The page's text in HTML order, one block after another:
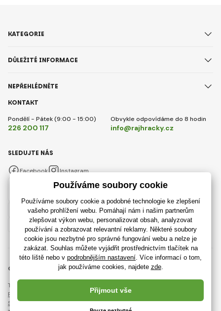
KONTAKT
Pondělí - Pátek (9:00 - 15:00)
226 200 117
Obvykle odpovídáme do 8 hodin
info@rajhracky.cz
KATEGORIE
DŮLEŽITÉ INFORMACE
NEPŘEHLÉDNĚTE
SLEDUJTE NÁS
Facebook Instagram
© 2018 - 2026 RajHracky.cz, Všechna práva vyhrazena
Tato stránka je chráněna pomocí reCAPTCHA a platí
Pravidla ochrany osobních údajůspolečnosti Google a jejich
Smluvní podmínky.